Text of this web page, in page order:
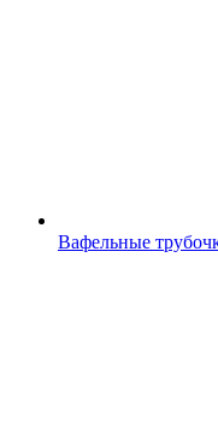
Вафельные